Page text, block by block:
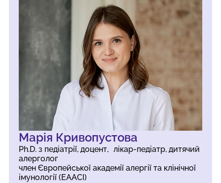
Марія Кривопустова
Ph.D. з педіатрії, доцент, лікар-педіатр, дитячий
алерголог
член Європейської академії алергії та клінічної
імунології (EAACI)